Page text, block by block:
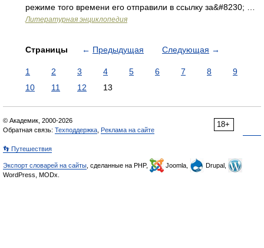
режиме того времени его отправили в ссылку за&#8230; …
Литературная энциклопедия
Страницы ← Предыдущая Следующая →
1 2 3 4 5 6 7 8
9
10
11 12 13
18+
© Академик, 2000-2026
Обратная связь: Техподдержка Реклама на сайте
👣 Путешествия
Экспорт словарей на сайты , сделанные на PHP, Joomla,
Drupal,
WordPress, MODx.